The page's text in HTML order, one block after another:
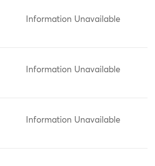
Information Unavailable
Information Unavailable
Information Unavailable